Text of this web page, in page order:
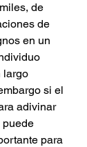
de
de
en un
largo
si el
adivinar
puede
para